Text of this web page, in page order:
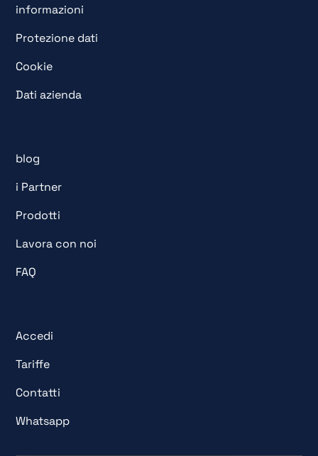
informazioni
Protezione dati
Cookie
Dati azienda
blog
i Partner
Prodotti
Lavora con noi
FAQ
Accedi
Tariffe
Contatti
Whatsapp